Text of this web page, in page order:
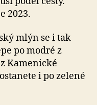
2023.
mlýn se i tak
po modré z
Kamenické
i po zelené